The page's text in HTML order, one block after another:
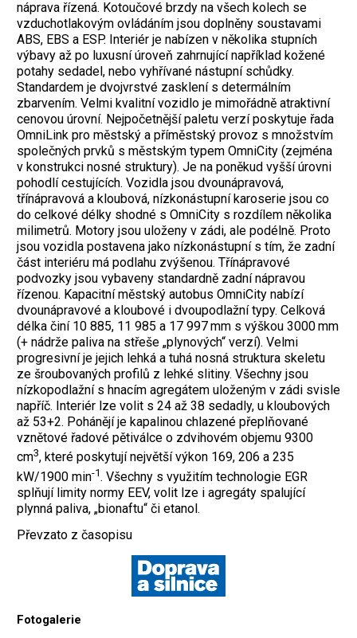
náprava řízená. Kotoučové brzdy na všech kolech se
vzduchotlakovým ovládáním jsou doplněny soustavami
ABS, EBS a ESP. Interiér je nabízen v několika stupních
výbavy až po luxusní úroveň zahrnující například kožené
potahy sedadel, nebo vyhřívané nástupní schůdky.
Standardem je dvojvrstvé zasklení s determálním
zbarvením. Velmi kvalitní vozidlo je mimořádně atraktivní
cenovou úrovní. Nejpočetnější paletu verzí poskytuje řada
OmniLink pro městský a příměstský provoz s množstvím
společných prvků s městským typem OmniCity (zejména
v konstrukci nosné struktury). Je na poněkud vyšší úrovni
pohodlí cestujících. Vozidla jsou dvounápravová,
třínápravová a kloubová, nízkonástupní karoserie jsou co
do celkové délky shodné s OmniCity s rozdílem několika
milimetrů. Motory jsou uloženy v zádi, ale podélně. Proto
jsou vozidla postavena jako nízkonástupní s tím, že zadní
část interiéru má podlahu zvýšenou. Třínápravové
podvozky jsou vybaveny standardně zadní nápravou
řízenou. Kapacitní městský autobus OmniCity nabízí
dvounápravové a kloubové i dvoupodlažní typy. Celková
délka činí 10 885, 11 985 a 17 997 mm s výškou 3000 mm
(+ nádrže paliva na střeše „plynových“ verzí). Velmi
progresivní je jejich lehká a tuhá nosná struktura skeletu
ze šroubovaných profilů z lehké slitiny. Všechny jsou
nízkopodlažní s hnacím agregátem uloženým v zádi svisle
napříč. Interiér lze volit s 24 až 38 sedadly, u kloubových
až 53+2. Pohánějí je kapalinou chlazené přeplňované
vznětové řadové pětiválce o zdvihovém objemu 9300
cm3, které poskytují největší výkon 169, 206 a 235
kW/1900 min-1. Všechny s využitím technologie EGR
splňují limity normy EEV, volit lze i agregáty spalující
plynná paliva, „bionaftu“ či etanol.
Převzato z časopisu
Fotogalerie